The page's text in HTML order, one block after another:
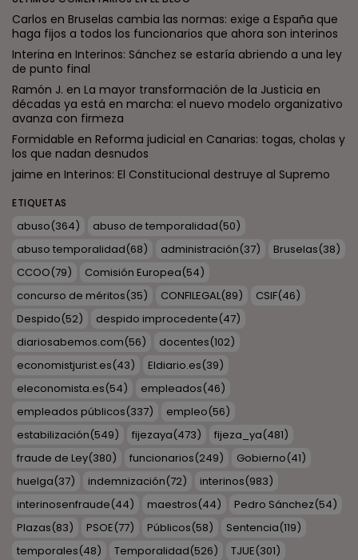
Carlos en Bruselas cambia las normas: exige a España que
haga fijos a todos los funcionarios que ahora son interinos
Interina en Interinos: Sánchez se estaría abriendo a una ley
de punto final
Ramón J. en La mayor transformación de la Justicia en
décadas ya está en marcha: el nuevo modelo organizativo
avanza con firmeza
Formidable en Reforma judicial en Canarias: togas, cholas y
los que nadan desnudos
jaime en Interinos: El Constitucional destruye al Supremo
ETIQUETAS
abuso(364) abuso de temporalidad(50)
abuso temporalidad(68) administración(37) Bruselas(38)
CCOO(79) Comisión Europea(54)
concurso de méritos(35) CONFILEGAL(89) CSIF(46)
Despido(52) despido improcedente(47)
diariosabemos.com(56) docentes(102)
economistjurist.es(43) Eldiario.es(39)
eleconomista.es(54) empleados(46)
empleados públicos(337) empleo(56)
estabilización(549) fijezaya(473) fijeza_ya(481)
fraude de Ley(380) funcionarios(249) Gobierno(41)
huelga(37) indemnización(72) interinos(983)
interinosenfraude(44) maestros(44) Pedro Sánchez(54)
Plazas(83) PSOE(77) Públicos(58) Sentencia(119)
temporales(48) Temporalidad(526) TJUE(301)